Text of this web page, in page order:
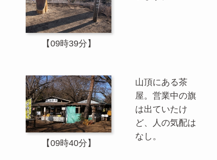
【09時39分】
【09時40分】
山頂にある茶
屋。営業中の旗
は出ていたけ
ど、人の気配は
なし。